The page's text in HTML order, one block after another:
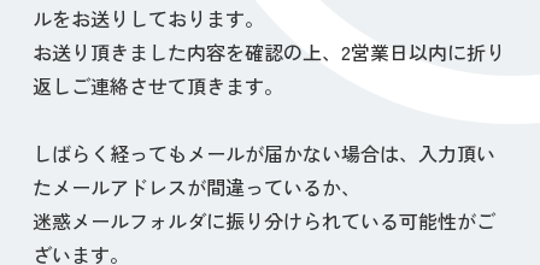
ルをお送りしております。
お送り頂きました内容を確認の上、2営業日以内に折り
返しご連絡させて頂きます。
しばらく経ってもメールが届かない場合は、入力頂い
たメールアドレスが間違っているか、
迷惑メールフォルダに振り分けられている可能性がご
ざいます。